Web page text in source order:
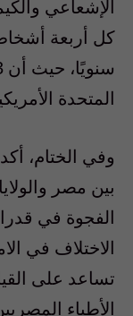
الإشعاعي
كل أربعة
المتحدة
وفي الختام،
بين مصر
الفجوة في
الاختلاف في
تساعد على
الأطباء